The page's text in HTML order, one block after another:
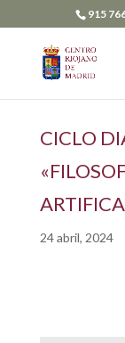
915
CICLO
24 abril, 2024